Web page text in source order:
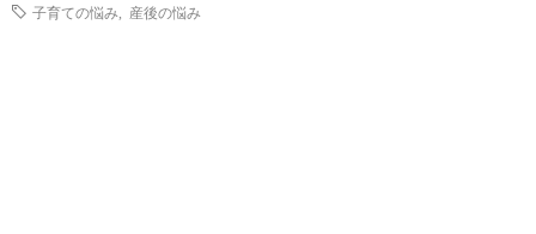
子育ての悩み
産後の悩み